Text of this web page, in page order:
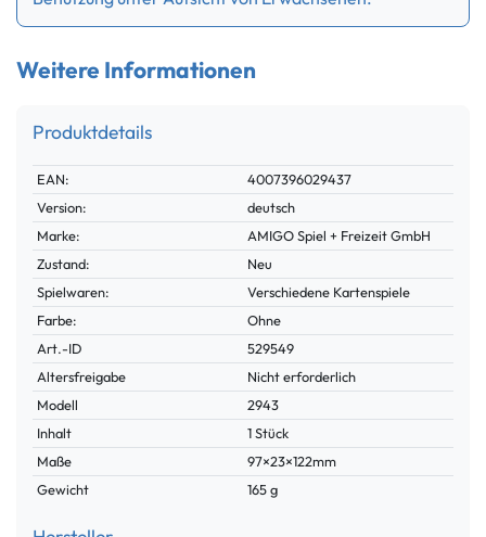
Weitere Informationen
Produktdetails
Technisches
Merkmal
Wert
EAN:
4007396029437
Version:
deutsch
Marke:
AMIGO Spiel + Freizeit GmbH
Zustand:
Neu
Spielwaren:
Verschiedene Kartenspiele
Farbe:
Ohne
Technisches
Merkmal
Wert
Art.-ID
529549
Altersfreigabe
Nicht erforderlich
Modell
2943
Inhalt
1 Stück
Maße
97×23×122mm
Gewicht
165 g